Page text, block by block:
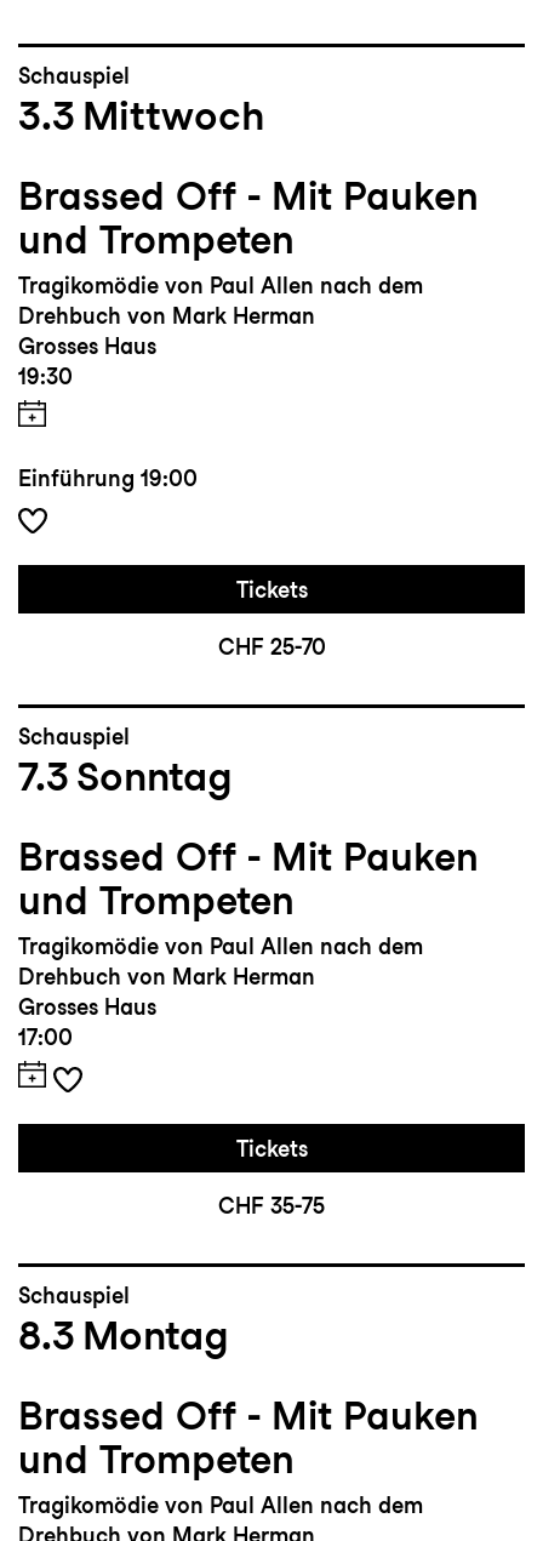
Schauspiel
3.3 Mittwoch
Brassed Off - Mit Pauken
und Trompeten
Tragikomödie von Paul Allen nach dem
Drehbuch von Mark Herman
Grosses Haus
19:30
Einführung 19:00
Tickets
CHF 25-70
Schauspiel
7.3 Sonntag
Brassed Off - Mit Pauken
und Trompeten
Tragikomödie von Paul Allen nach dem
Drehbuch von Mark Herman
Grosses Haus
17:00
Tickets
CHF 35-75
Schauspiel
8.3 Montag
Brassed Off - Mit Pauken
und Trompeten
Tragikomödie von Paul Allen nach dem
Drehbuch von Mark Herman